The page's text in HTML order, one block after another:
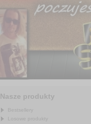
Nasze produkty
Bestsellery
Losowe produkty